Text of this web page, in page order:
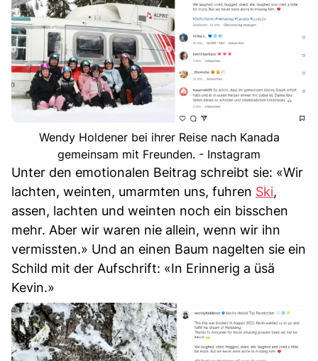
Wendy Holdener bei ihrer Reise nach Kanada
gemeinsam mit Freunden. - Instagram
Unter den emotionalen Beitrag schreibt sie: «Wir
lachten, weinten, umarmten uns, fuhren Ski,
assen, lachten und weinten noch ein bisschen
mehr. Aber wir waren nie allein, wenn wir ihn
vermissten.» Und an einen Baum nagelten sie ein
Schild mit der Aufschrift: «In Erinnerig a üsä
Kevin.»